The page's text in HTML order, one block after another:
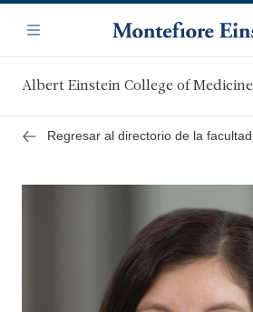
contenido
principal
Navegación
Menú
Albert Einstein College of Medicine
Regresar al directorio de la facultad